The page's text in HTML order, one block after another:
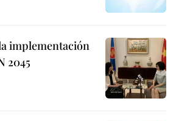
implementación
2045